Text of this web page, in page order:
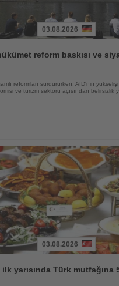
03.08.2026
reform baskısı ve
reformları sürdürürken, AfD'nin
ve turizm sektörü açısından belirsizlik
03.08.2026
ilk yarısında Türk mutfağına